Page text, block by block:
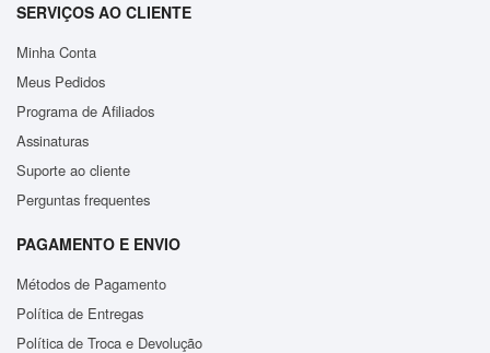
SERVIÇOS AO CLIENTE
Minha Conta
Meus Pedidos
Programa de Afiliados
Assinaturas
Suporte ao cliente
Perguntas frequentes
PAGAMENTO E ENVIO
Métodos de Pagamento
Política de Entregas
Política de Troca e Devolução